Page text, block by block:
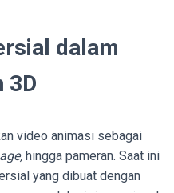
dalam
3D
video animasi sebagai
hingga pameran. Saat ini
yang dibuat dengan